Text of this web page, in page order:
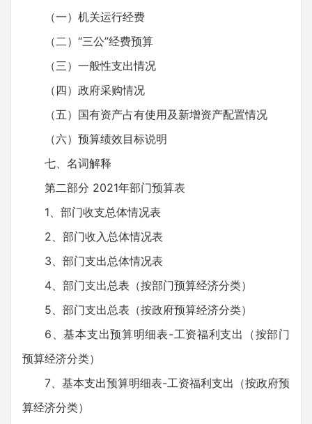
（一）机关运行经费
（二）“三公”经费预算
（三）一般性支出情况
（四）政府采购情况
（五）国有资产占有使用及新增资产配置情况
（六）预算绩效目标说明
七、名词解释
第二部分 2021年部门预算表
1、部门收支总体情况表
2、部门收入总体情况表
3、部门支出总体情况表
4、部门支出总表（按部门预算经济分类）
5、部门支出总表（按政府预算经济分类）
6、基本支出预算明细表-工资福利支出（按部门
预算经济分类）
7、基本支出预算明细表-工资福利支出（按政府预
算经济分类）